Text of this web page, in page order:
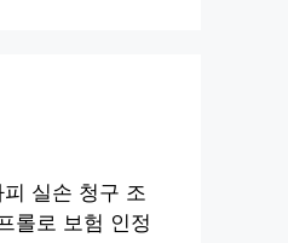
실손 청구 조
롤로 보험 인정